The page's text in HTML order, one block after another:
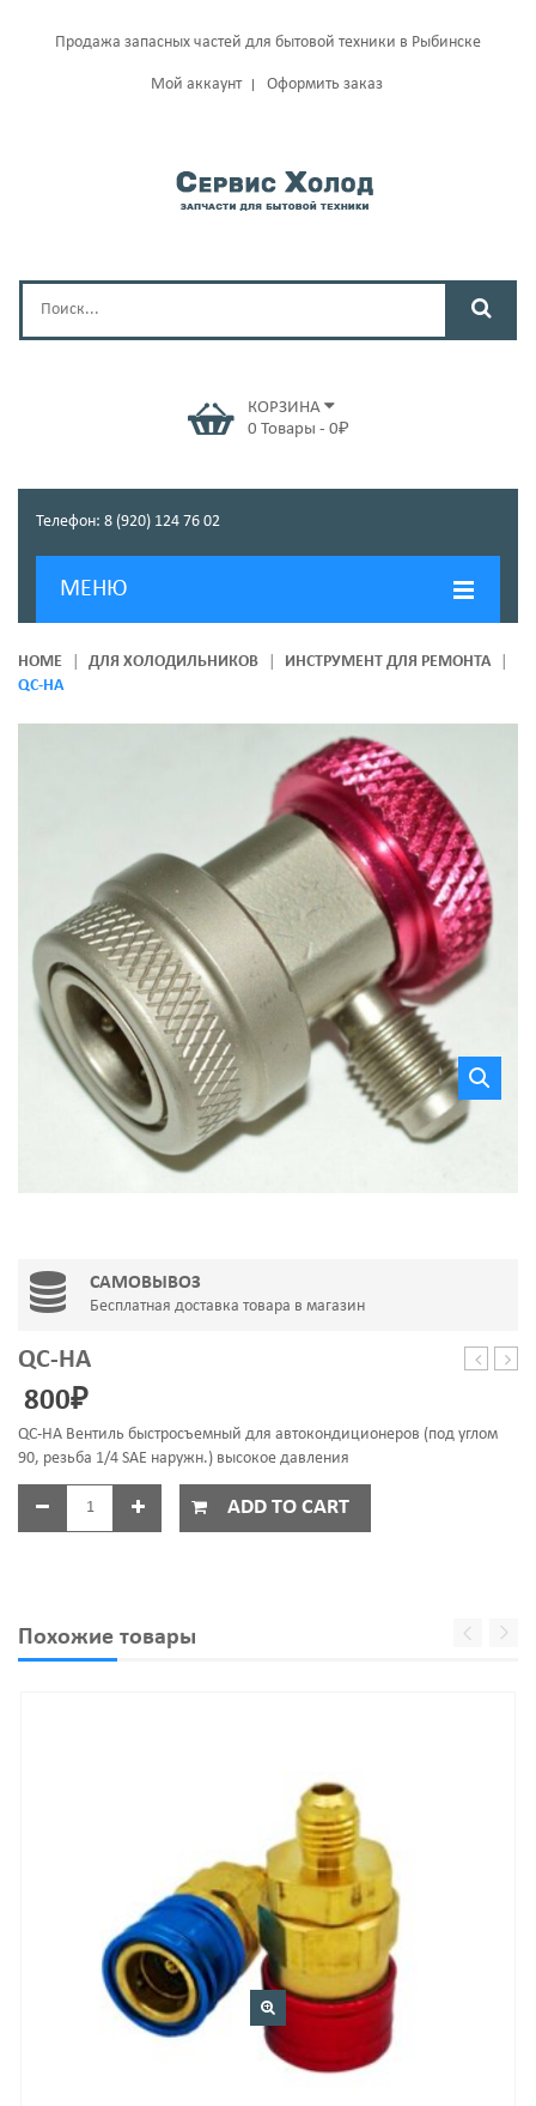
Продажа запасных частей для бытовой техники в Рыбинске
Мой аккаунт Оформить заказ
КОРЗИНА
0 Товары - 0₽
Телефон: 8 (920) 124 76 02
МЕНЮ
ГЛАВНАЯ
HOME ДЛЯ ХОЛОДИЛЬНИКОВ
ИНСТРУМЕНТ ДЛЯ РЕМОНТА
QC-HA
САМОВЫВОЗ
Бесплатная доставка товара в магазин
2Z
QC-HA
800₽
QC-HA Вентиль быстросъемный для автокондиционеров (под углом
90, резьба 1/4 SAE наружн.) высокое давления
ADD TO CART
Похожие товары